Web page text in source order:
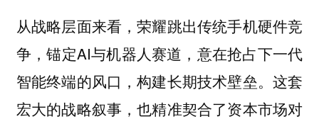
从战略层面来看，荣耀跳出传统手机硬件竞
争，锚定AI与机器人赛道，意在抢占下一代
智能终端的风口，构建长期技术壁垒。这套
宏大的战略叙事，也精准契合了资本市场对